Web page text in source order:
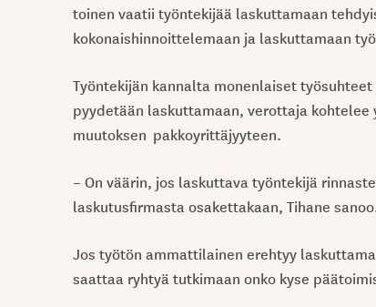
toinen vaatii työntekijää laskuttamaan
kokonaishinnoittelemaan ja laskuttamaan
Työntekijän kannalta monenlaiset
pyydetään laskuttamaan, verottaja
muutoksen pakkoyrittäjyyteen.
– On väärin, jos laskuttava työntekijä
laskutusfirmasta osakettakaan, Tihane
Jos työtön ammattilainen erehtyy
saattaa ryhtyä tutkimaan onko kyse